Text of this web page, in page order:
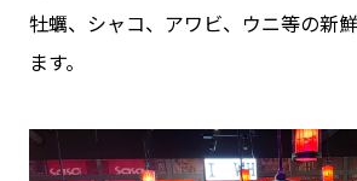
牡蠣、シャコ、アワビ、ウニ等の新
ます。